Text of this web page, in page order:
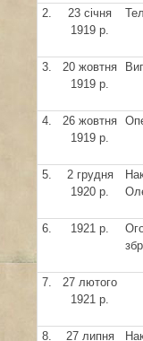
2.
23 січня
1919 р.
3.
20 жовтня
1919 р.
4.
26 жовтня
1919 р.
5.
2 грудня
1920 р.
6. 1921 р.
7.
27 лютого
1921 р.
8.
27 липня